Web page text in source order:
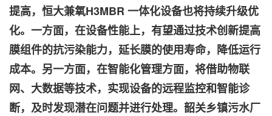
提高，恒大兼氧H3MBR 一体化设备也将持续升级优
化。一方面，在设备性能上，有望通过技术创新提高
膜组件的抗污染能力，延长膜的使用寿命，降低运行
成本。另一方面，在智能化管理方面，将借助物联
网、大数据等技术，实现设备的远程监控和智能诊
断，及时发现潜在问题并进行处理。韶关乡镇污水厂